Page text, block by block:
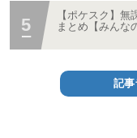
【ポケスク】
まとめ【みんな
記事